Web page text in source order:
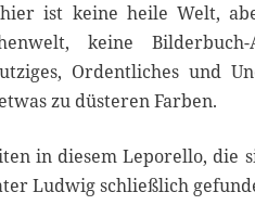
ist keine heile Welt,
keine
Ordentliches und
zu düsteren Farben.
in diesem Leporello, die
Ludwig schließlich